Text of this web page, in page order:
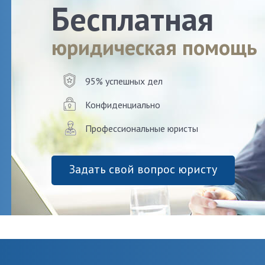
Бесплатная
юридическая помощь
95% успешных дел
Конфиденциально
Профессиональные юристы
Задать свой вопрос юристу